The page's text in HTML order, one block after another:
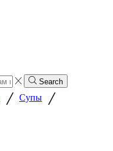
Search
/ Супы /